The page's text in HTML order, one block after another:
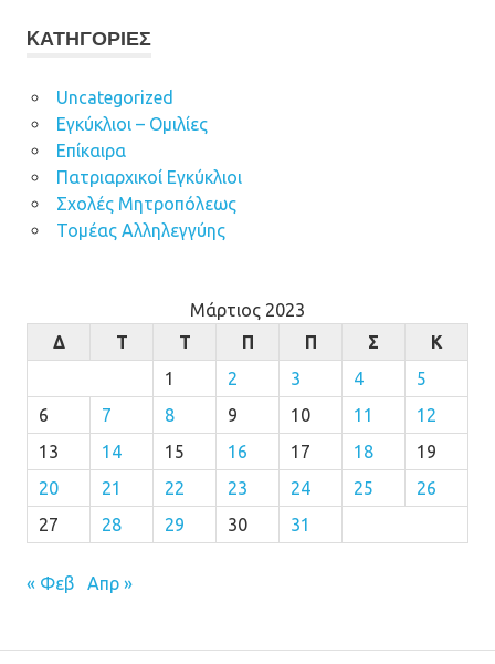
KΑΤΗΓΟΡΊΕΣ
Uncategorized
Εγκύκλιοι – Ομιλίες
Επίκαιρα
Πατριαρχικοί Εγκύκλιοι
Σχολές Μητροπόλεως
Τομέας Αλληλεγγύης
Μάρτιος 2023
Δ
Τ Τ Π Π Σ
Κ
1
2 3 4
5
6
7 8 9 10 11
12
13
14 15 16 17 18
19
20
21 22 23 24 25
26
27
28 29 30 31
« Φεβ Απρ »